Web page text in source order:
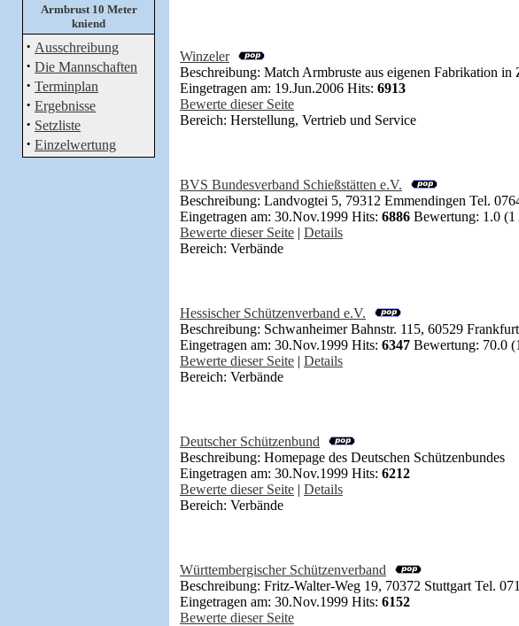
Armbrust 10 Meter
kniend
· Ausschreibung
· Die Mannschaften
· Terminplan
· Ergebnisse
· Setzliste
· Einzelwertung
Winzeler
Beschreibung: Match Armbruste aus eigenen Fabrikation in
Eingetragen am: 19.Jun.2006 Hits: 6913
Bewerte dieser Seite
Bereich: Herstellung, Vertrieb und Service
BVS Bundesverband Schießstätten e.V.
Beschreibung: Landvogtei 5, 79312 Emmendingen Tel.
Eingetragen am: 30.Nov.1999 Hits: 6886 Bewertung: 1.0 (1
Bewerte dieser Seite | Details
Bereich: Verbände
Hessischer Schützenverband e.V.
Beschreibung: Schwanheimer Bahnstr. 115, 60529
Eingetragen am: 30.Nov.1999 Hits: 6347 Bewertung: 70.0
Bewerte dieser Seite | Details
Bereich: Verbände
Deutscher Schützenbund
Beschreibung: Homepage des Deutschen Schützenbundes
Eingetragen am: 30.Nov.1999 Hits: 6212
Bewerte dieser Seite | Details
Bereich: Verbände
Württembergischer Schützenverband
Beschreibung: Fritz-Walter-Weg 19, 70372 Stuttgart Tel.
Eingetragen am: 30.Nov.1999 Hits: 6152
Bewerte dieser Seite